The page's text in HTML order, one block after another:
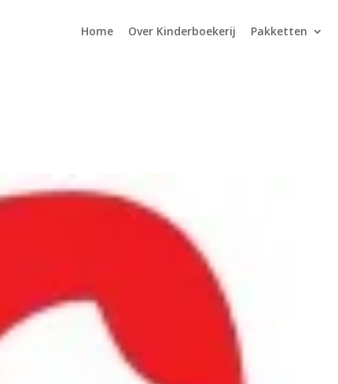
Home Over Kinderboekerij Pakketten